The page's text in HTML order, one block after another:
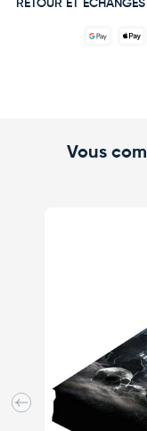
RETOUR ET ÉCHANGES
Vous
Précédent